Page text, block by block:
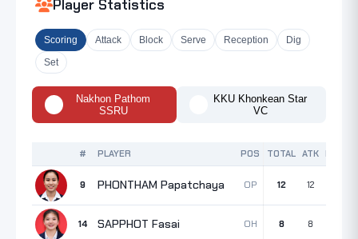
Player Statistics
Scoring Attack Block Serve Reception
Dig
Set
Nakhon Pathom
SSRU
KKU Khonkean Star
VC
# PLAYER POS TOTAL ATK BLK
9 PHONTHAM Papatchaya OP 12 12
14 SAPPHOT Fasai OH 8 8